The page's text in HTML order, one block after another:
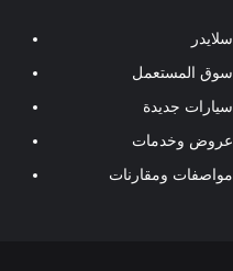
سلايدر
سوق المستعمل
سيارات جديدة
عروض وخدمات
مواصفات ومقارنات